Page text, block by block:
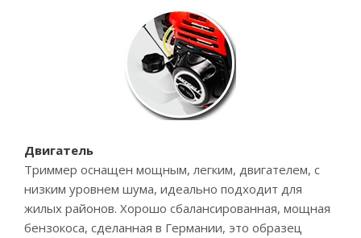
Двигатель
Триммер оснащен мощным, легким, двигателем, с
низким уровнем шума, идеально подходит для
жилых районов. Хорошо сбалансированная, мощная
бензокоса, сделанная в Германии, это образец